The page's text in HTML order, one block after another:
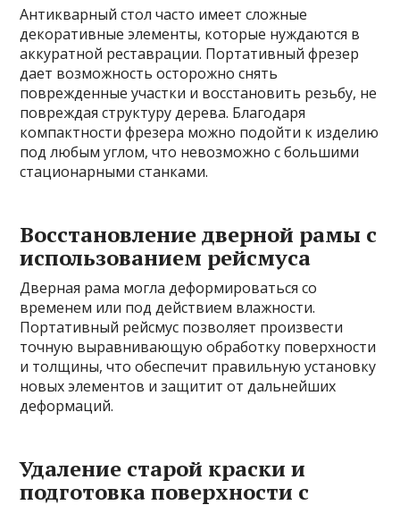
Антикварный стол часто имеет сложные
декоративные элементы, которые нуждаются в
аккуратной реставрации. Портативный фрезер
дает возможность осторожно снять
поврежденные участки и восстановить резьбу, не
повреждая структуру дерева. Благодаря
компактности фрезера можно подойти к изделию
под любым углом, что невозможно с большими
стационарными станками.
Восстановление дверной рамы с
использованием рейсмуса
Дверная рама могла деформироваться со
временем или под действием влажности.
Портативный рейсмус позволяет произвести
точную выравнивающую обработку поверхности
и толщины, что обеспечит правильную установку
новых элементов и защитит от дальнейших
деформаций.
Удаление старой краски и
подготовка поверхности с